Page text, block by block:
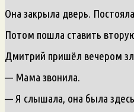
Она закрыла дверь.
Потом пошла ставить
Дмитрий пришёл вечером
— Мама звонила.
— Я слышала, она была